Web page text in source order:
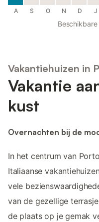
A S O N D J
Vakantiehuizen in
Vakantie
kust
Overnachten bij de
In het centrum van
Italiaanse
vele
van de gezellige
de plaats op je gemak